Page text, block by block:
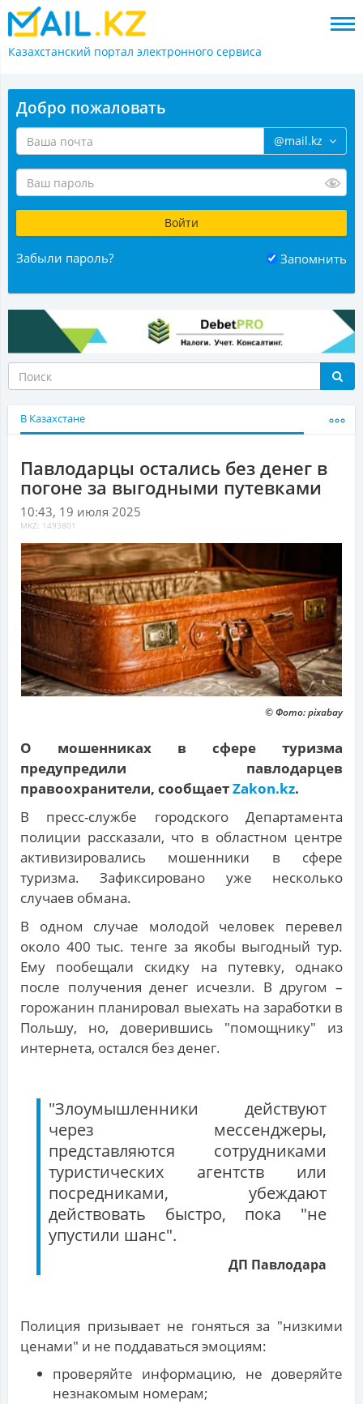
Казахстанский портал электронного сервиса
Добро пожаловать
@mail.kz
Забыли пароль? Запомнить
В Казахстане
Павлодарцы остались без денег в
погоне за выгодными путевками
10:43, 19 июля 2025
MKZ: 1493801
© Фото: pixabay
О мошенниках в сфере туризма
предупредили павлодарцев
правоохранители, сообщаетZakon.kz.
В пресс-службе городского Департамента
полиции рассказали, что в областном центре
активизировались мошенники в сфере
туризма. Зафиксировано уже несколько
случаев обмана.
В одном случае молодой человек перевел
около 400 тыс. тенге за якобы выгодный тур.
Ему пообещали скидку на путевку, однако
после получения денег исчезли. В другом –
горожанин планировал выехать на заработки в
Польшу, но, доверившись "помощнику" из
интернета, остался без денег.
"Злоумышленники действуют
через мессенджеры,
представляются сотрудниками
туристических агентств или
посредниками, убеждают
действовать быстро, пока "не
упустили шанс".
ДП Павлодара
Полиция призывает не гоняться за "низкими
ценами" и не поддаваться эмоциям:
проверяйте информацию, не доверяйте
незнакомым номерам;